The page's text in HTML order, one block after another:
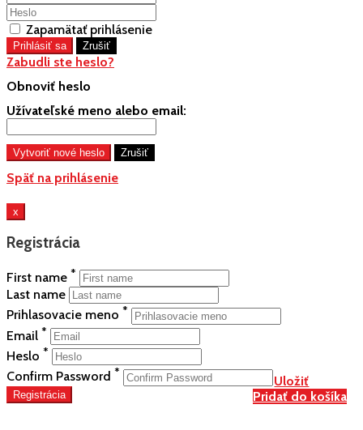
Uložiť
Pridať do košíka
Zapamätať prihlásenie
Zabudli ste heslo?
Obnoviť heslo
Užívateľské meno alebo email:
Späť na prihlásenie
x
Registrácia
First name *
Last name
Prihlasovacie meno *
Email *
Heslo *
Confirm Password *
Registrácia